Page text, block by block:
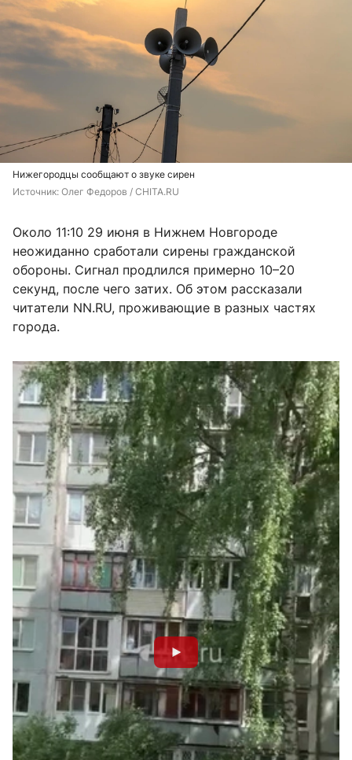
Нижегородцы сообщают о звуке сирен
Источник: Олег Федоров / CHITA.RU
Около 11:10 29 июня в Нижнем Новгороде
неожиданно сработали сирены гражданской
обороны. Сигнал продлился примерно 10–20
секунд, после чего затих. Об этом рассказали
читатели NN.RU, проживающие в разных частях
города.